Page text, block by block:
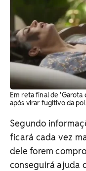
Em reta final de 'Garota
após virar fugitivo da
Segundo
ficará cada vez
dele forem
conseguirá ajuda